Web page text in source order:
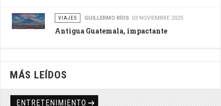
VIAJES GUILLERMO RÍOS 03 NOVIEMBRE 2025
Antigua Guatemala, impactante
MÁS LEÍDOS
ENTRETENIMIENTO